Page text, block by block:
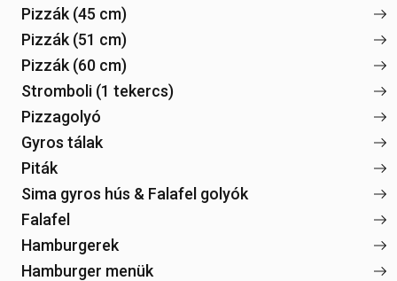
Pizzák (45 cm)
Pizzák (51 cm)
Pizzák (60 cm)
Stromboli (1 tekercs)
Pizzagolyó
Gyros tálak
Piták
Sima gyros hús & Falafel golyók
Falafel
Hamburgerek
Hamburger menük